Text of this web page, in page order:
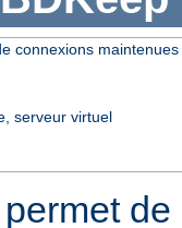
connexions maintenues
serveur virtuel